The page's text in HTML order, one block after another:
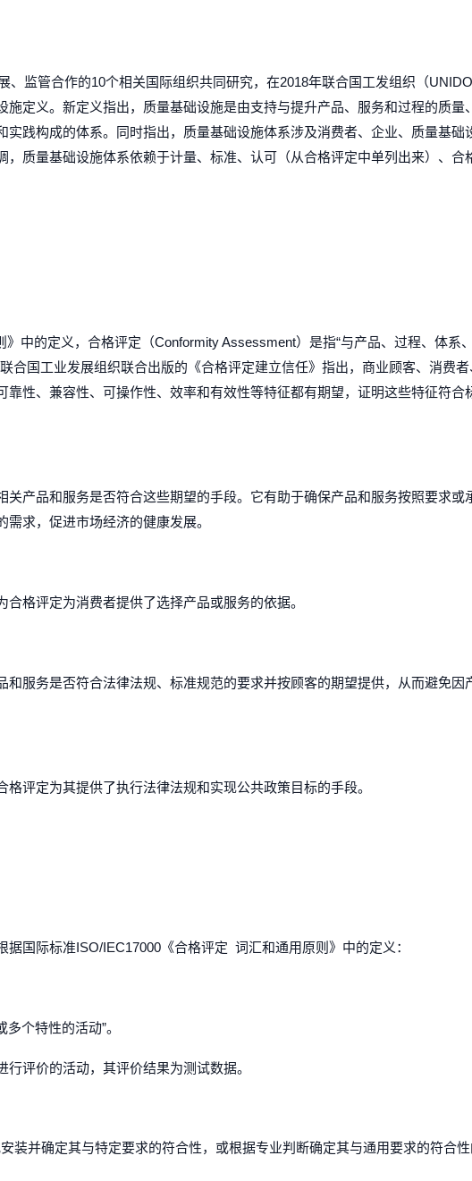
、监管合作的10个相关国际组织共同研究，在2018年联合国工发组织（
定义。新定义指出，质量基础设施是由支持与提升产品、服务和过程的质量
践构成的体系。同时指出，质量基础设施体系涉及消费者、企业、质量基础
质量基础设施体系依赖于计量、标准、认可（从合格评定中单列出来）、合
中的定义，合格评定（Conformity Assessment）是指“与产品、过程、体系
合国工业发展组织联合出版的《合格评定建立信任》指出，商业顾客、消费
性、兼容性、可操作性、效率和有效性等特征都有期望，证明这些特征符合
产品和服务是否符合这些期望的手段。它有助于确保产品和服务按照要求或
求，促进市场经济的健康发展。
格评定为消费者提供了选择产品或服务的依据。
服务是否符合法律法规、标准规范的要求并按顾客的期望提供，从而避免因
评定为其提供了执行法律法规和实现公共政策目标的手段。
据国际标准ISO/IEC17000《合格评定 词汇和通用原则》中的定义：
个特性的活动”。
评价的活动，其评价结果为测试数据。
装并确定其与特定要求的符合性，或根据专业判断确定其与通用要求的符合性